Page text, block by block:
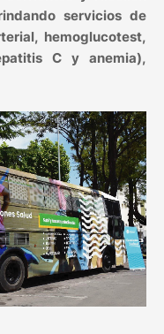
servicios de
hemoglucotest,
C y anemia),